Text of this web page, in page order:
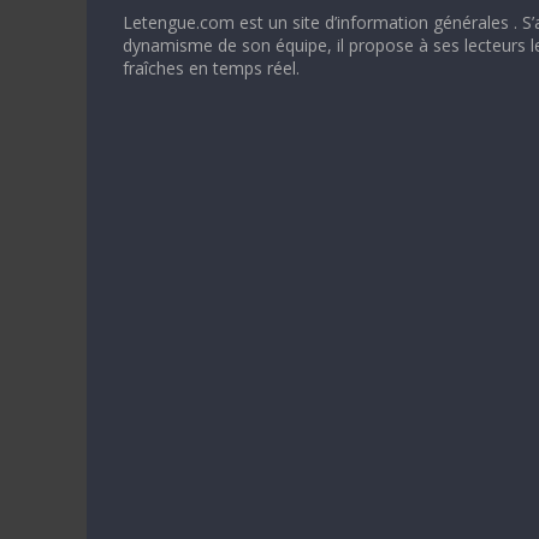
Letengue.com est un site d’information générales .
dynamisme de son équipe, il propose à ses lecteurs
fraîches en temps réel.